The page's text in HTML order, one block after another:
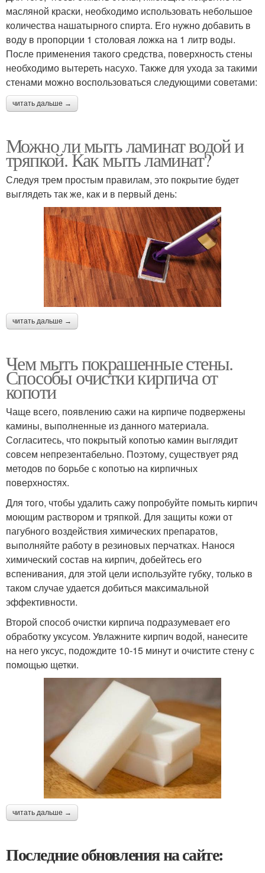
масляной краски, необходимо использовать небольшое
количества нашатырного спирта. Его нужно добавить в
воду в пропорции 1 столовая ложка на 1 литр воды.
После применения такого средства, поверхность стены
необходимо вытереть насухо. Также для ухода за такими
стенами можно воспользоваться следующими советами:
читать дальше →
Можно ли мыть ламинат водой и
тряпкой. Как мыть ламинат?
Следуя трем простым правилам, это покрытие будет
выглядеть так же, как и в первый день:
читать дальше →
Чем мыть покрашенные стены.
Способы очистки кирпича от
копоти
Чаще всего, появлению сажи на кирпиче подвержены
камины, выполненные из данного материала.
Согласитесь, что покрытый копотью камин выглядит
совсем непрезентабельно. Поэтому, существует ряд
методов по борьбе с копотью на кирпичных
поверхностях.
Для того, чтобы удалить сажу попробуйте помыть кирпич
моющим раствором и тряпкой. Для защиты кожи от
пагубного воздействия химических препаратов,
выполняйте работу в резиновых перчатках. Нанося
химический состав на кирпич, добейтесь его
вспенивания, для этой цели используйте губку, только в
таком случае удается добиться максимальной
эффективности.
Второй способ очистки кирпича подразумевает его
обработку уксусом. Увлажните кирпич водой, нанесите
на него уксус, подождите 10-15 минут и очистите стену с
помощью щетки.
читать дальше →
Последние обновления на сайте: